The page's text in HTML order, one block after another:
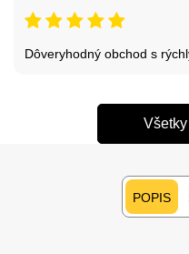
Dôveryhodný obchod s
POPIS